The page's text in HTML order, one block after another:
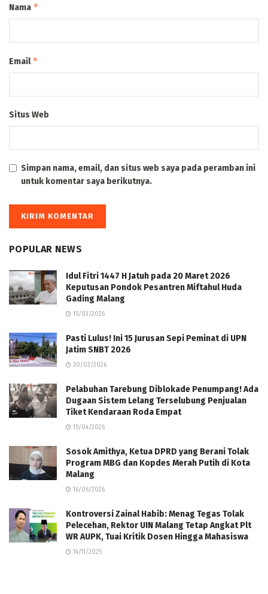
Nama *
Email*
Situs Web
Simpan nama, email, dan situs web saya pada peramban ini
untuk komentar saya berikutnya.
POPULAR NEWS
Idul Fitri 1447 H Jatuh pada 20 Maret 2026
Keputusan Pondok Pesantren Miftahul Huda
Gading Malang
15/03/2026
Pasti Lulus! Ini 15 Jurusan Sepi Peminat di UPN
Jatim SNBT 2026
30/03/2026
Pelabuhan Tarebung Diblokade Penumpang! Ada
Dugaan Sistem Lelang Terselubung Penjualan
Tiket Kendaraan Roda Empat
15/04/2026
Sosok Amithya, Ketua DPRD yang Berani Tolak
Program MBG dan Kopdes Merah Putih di Kota
Malang
16/06/2026
Kontroversi Zainal Habib: Menag Tegas Tolak
Pelecehan, Rektor UIN Malang Tetap Angkat Plt
WR AUPK, Tuai Kritik Dosen Hingga Mahasiswa
14/11/2025